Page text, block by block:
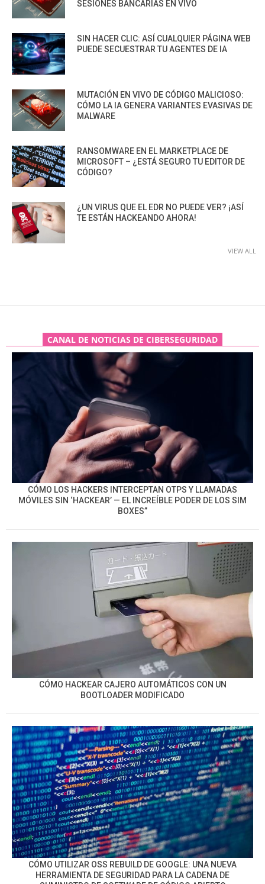
SESIONES BANCARIAS EN VIVO
SIN HACER CLIC: ASÍ CUALQUIER PÁGINA WEB
PUEDE SECUESTRAR TU AGENTES DE IA
MUTACIÓN EN VIVO DE CÓDIGO MALICIOSO:
CÓMO LA IA GENERA VARIANTES EVASIVAS DE
MALWARE
RANSOMWARE EN EL MARKETPLACE DE
MICROSOFT – ¿ESTÁ SEGURO TU EDITOR DE
CÓDIGO?
¿UN VIRUS QUE EL EDR NO PUEDE VER? ¡ASÍ
TE ESTÁN HACKEANDO AHORA!
VIEW ALL
CANAL DE NOTICIAS DE CIBERSEGURIDAD
CÓMO LOS HACKERS INTERCEPTAN OTPS Y LLAMADAS
MÓVILES SIN ‘HACKEAR’ — EL INCREÍBLE PODER DE LOS SIM
BOXES”
CÓMO HACKEAR CAJERO AUTOMÁTICOS CON UN
BOOTLOADER MODIFICADO
CÓMO UTILIZAR OSS REBUILD DE GOOGLE: UNA NUEVA
HERRAMIENTA DE SEGURIDAD PARA LA CADENA DE